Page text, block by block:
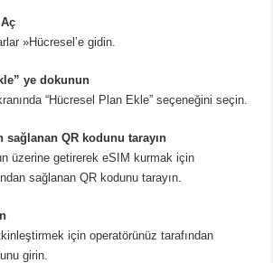
»Hücresel’e gidin.
ye dokunun
“Hücresel Plan Ekle” seçeneğini seçin.
sağlanan QR kodunu tarayın
üzerine getirerek eSIM kurmak için
sağlanan QR kodunu tarayın.
için operatörünüz tarafından
girin.